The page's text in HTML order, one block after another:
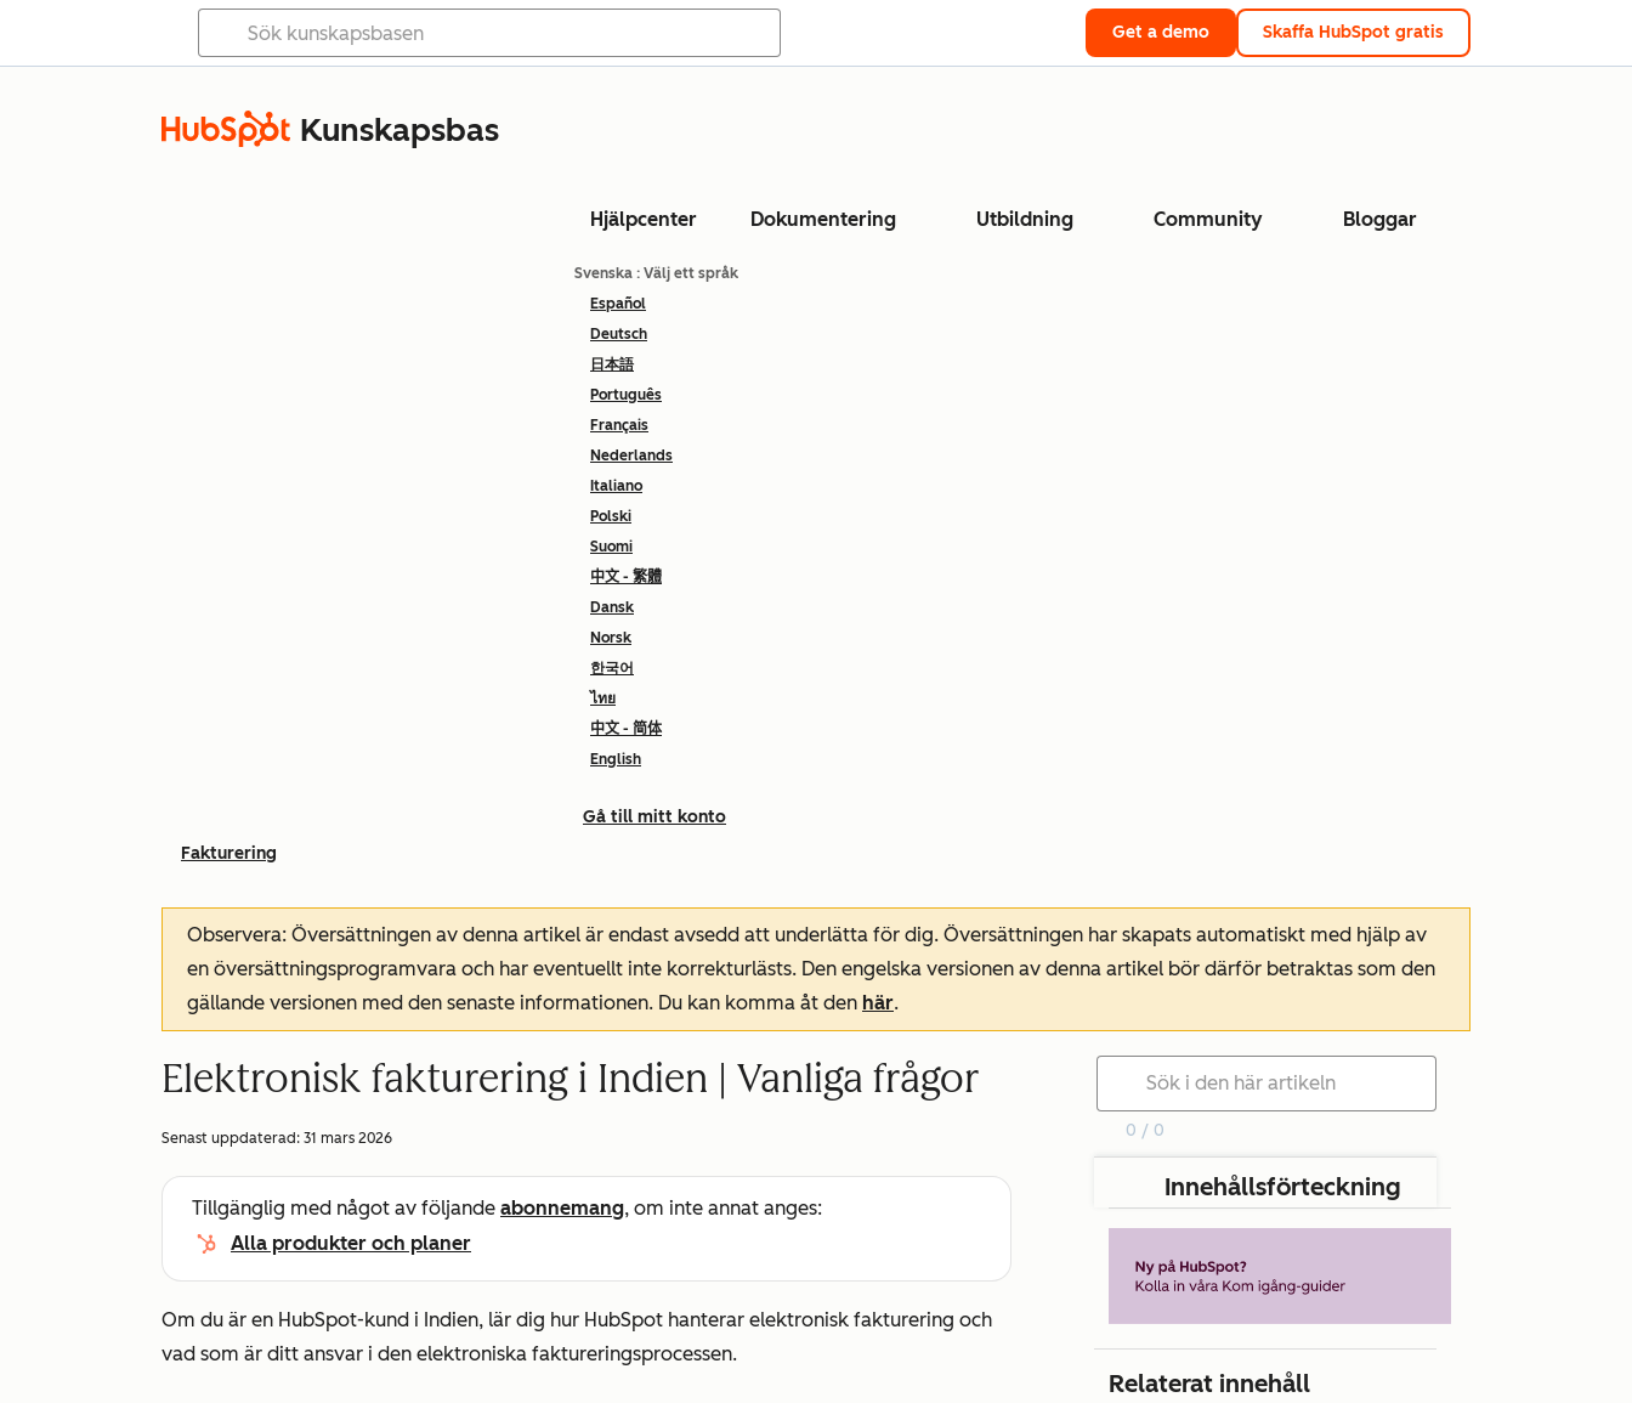
Get a demo Skaffa HubSpot gratis
Kunskapsbas
Hjälpcenter Dokumentering Utbildning Community Bloggar
Svenska : Välj ett språk
Español
Deutsch
日本語
Português
Français
Nederlands
Italiano
Polski
Suomi
中文 - 繁體
Dansk
Norsk
한국어
ไทย
中文 - 简体
English
Gå till mitt konto
Fakturering
Observera: Översättningen av denna artikel är endast avsedd att underlätta för dig. Översättningen har skapats automatiskt med hjälp av
en översättningsprogramvara och har eventuellt inte korrekturlästs. Den engelska versionen av denna artikel bör därför betraktas som den
gällande versionen med den senaste informationen. Du kan komma åt den här.
Elektronisk fakturering i Indien | Vanliga frågor
Senast uppdaterad: 31 mars 2026
Tillgänglig med något av följande abonnemang, om inte annat anges:
Alla produkter och planer
Om du är en HubSpot-kund i Indien, lär dig hur HubSpot hanterar elektronisk fakturering och
vad som är ditt ansvar i den elektroniska faktureringsprocessen.
0 / 0
Innehållsförteckning
Relaterat innehåll